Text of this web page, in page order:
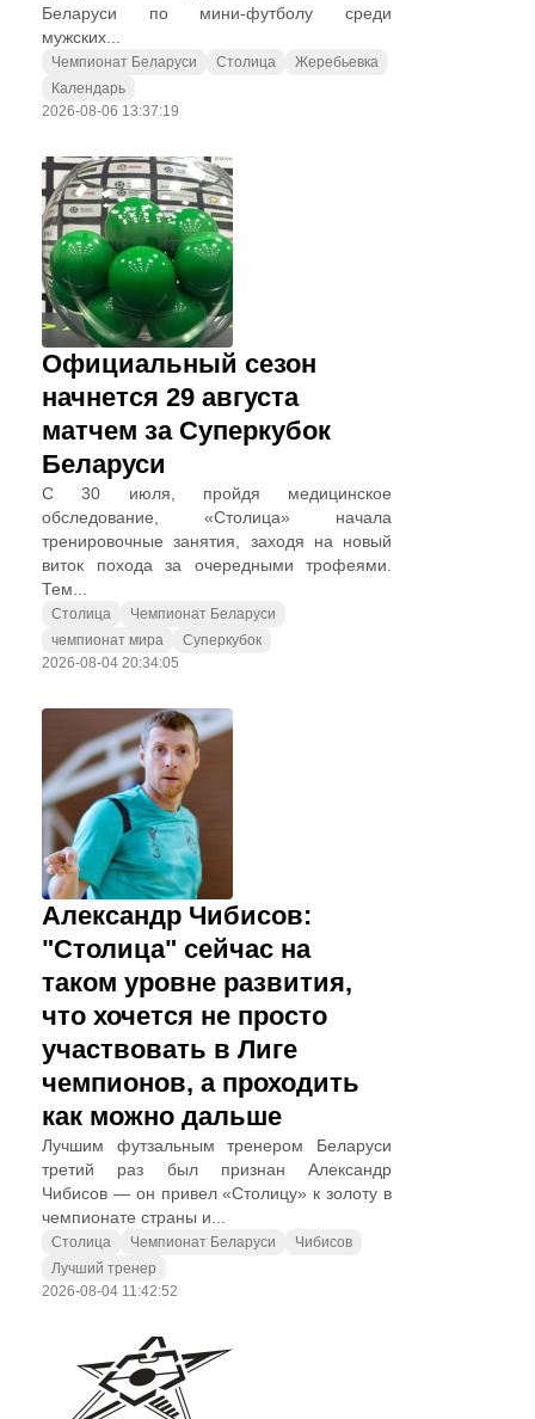
Беларуси по мини-футболу среди
мужских...
Чемпионат Беларуси Столица
Жеребьевка
Календарь
2026-08-06 13:37:19
Официальный сезон
начнется 29 августа
матчем за Суперкубок
Беларуси
С 30 июля, пройдя медицинское
обследование, «Столица» начала
тренировочные занятия, заходя на новый
виток похода за очередными трофеями.
Тем...
Столица
Чемпионат Беларуси
чемпионат мира
Суперкубок
2026-08-04 20:34:05
Александр Чибисов:
"Столица" сейчас на
таком уровне развития,
что хочется не просто
участвовать в Лиге
чемпионов, а проходить
как можно дальше
Лучшим футзальным тренером Беларуси
третий раз был признан Александр
Чибисов — он привел «Столицу» к золоту в
чемпионате страны и...
Столица Чемпионат Беларуси
Чибисов
Лучший тренер
2026-08-04 11:42:52